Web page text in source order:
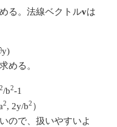
る。法線ベクトルvは
める。
2/b2-1
2, 2y/b2 ）
ので、扱いやすいよ